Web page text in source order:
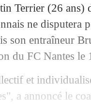
Terrier (26
ne disputera
son entraîneur
du FC Nantes le
et
a annoncé le
les compos
la tête !
le
Papin et Boli !